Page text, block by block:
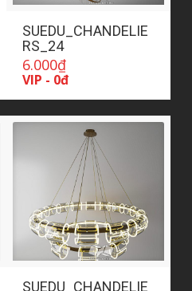
SUEDU_CHANDELIE
RS_24
6.000₫
VIP - 0đ
SUEDU_CHANDELIE